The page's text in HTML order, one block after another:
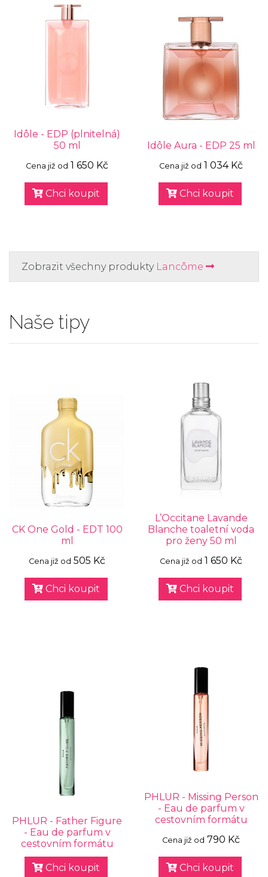
Idôle - EDP (plnitelná)
50 ml
Cena již od 1 650 Kč
Chci koupit
Idôle Aura - EDP 25 ml
Cena již od 1 034 Kč
Chci koupit
Zobrazit všechny produkty Lancôme
Naše tipy
CK One Gold - EDT 100
ml
Cena již od 505 Kč
Chci koupit
L’Occitane Lavande
Blanche toaletní voda
pro ženy 50 ml
Cena již od 1 650 Kč
Chci koupit
PHLUR - Father Figure
- Eau de parfum v
cestovním formátu
Chci koupit
PHLUR - Missing Person
- Eau de parfum v
cestovním formátu
Cena již od 790 Kč
Chci koupit